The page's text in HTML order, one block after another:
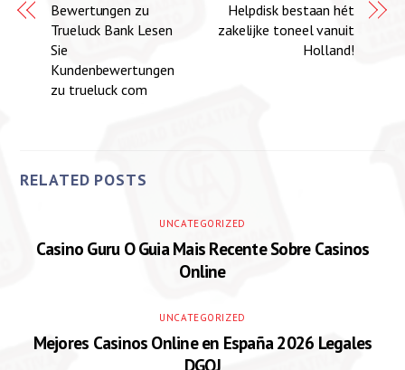
Bewertungen zu
Trueluck Bank Lesen
Sie
Kundenbewertungen
zu trueluck com
Helpdisk bestaan hét
zakelijke toneel vanuit
Holland!
RELATED POSTS
UNCATEGORIZED
Casino Guru O Guia Mais Recente Sobre Casinos
Online
UNCATEGORIZED
Mejores Casinos Online en España 2026 Legales
DGOJ